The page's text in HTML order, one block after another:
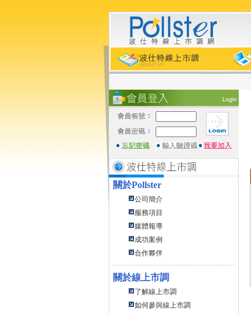
關於Pollster
公司簡介
服務項目
媒體報導
成功案例
合作夥伴
關於線上市調
了解線上市調
如何參與線上市調